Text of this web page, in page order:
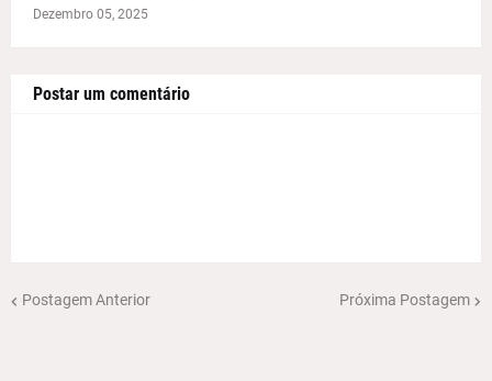
Dezembro 05, 2025
Postar um comentário
Postagem Anterior Próxima Postagem